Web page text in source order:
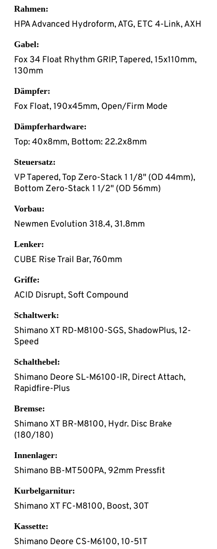
Rahmen:
HPA Advanced Hydroform, ATG, ETC 4-Link, AXH
Gabel:
Fox 34 Float Rhythm GRIP, Tapered, 15x110mm,
130mm
Dämpfer:
Fox Float, 190x45mm, Open/Firm Mode
Dämpferhardware:
Top: 40x8mm, Bottom: 22.2x8mm
Steuersatz:
VP Tapered, Top Zero-Stack 1 1/8" (OD 44mm),
Bottom Zero-Stack 1 1/2" (OD 56mm)
Vorbau:
Newmen Evolution 318.4, 31.8mm
Lenker:
CUBE Rise Trail Bar, 760mm
Griffe:
ACID Disrupt, Soft Compound
Schaltwerk:
Shimano XT RD-M8100-SGS, ShadowPlus, 12-
Speed
Schalthebel:
Shimano Deore SL-M6100-IR, Direct Attach,
Rapidfire-Plus
Bremse:
Shimano XT BR-M8100, Hydr. Disc Brake
(180/180)
Innenlager:
Shimano BB-MT500PA, 92mm Pressfit
Kurbelgarnitur:
Shimano XT FC-M8100, Boost, 30T
Kassette:
Shimano Deore CS-M6100, 10-51T